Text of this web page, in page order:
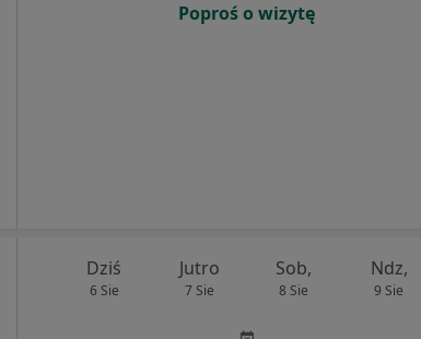
Poproś o wizytę
Dziś
6 Sie
Jutro
7 Sie
Sob,
8 Sie
Ndz,
9 Sie